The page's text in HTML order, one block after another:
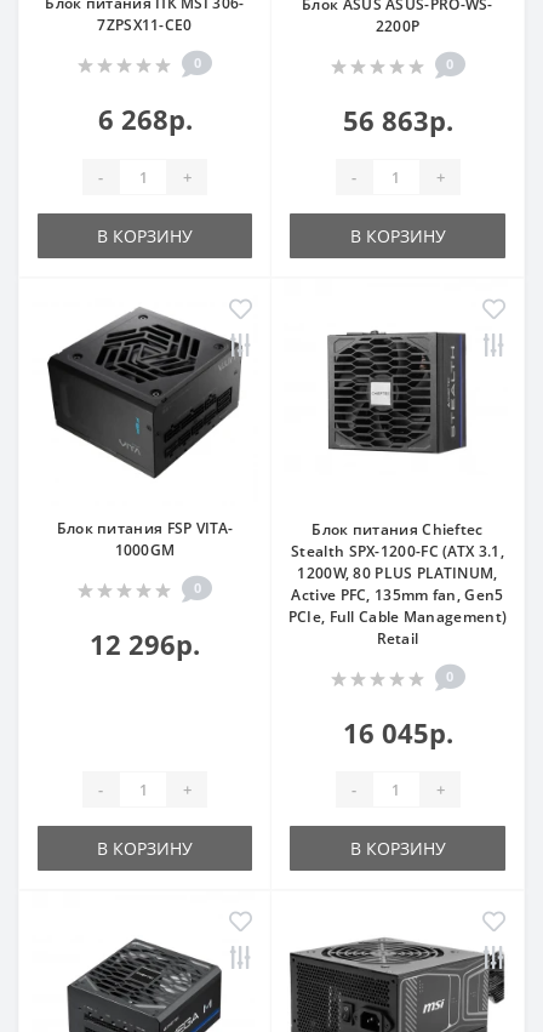
7ZPSX11-CE0
0
6 268р.
- +
В КОРЗИНУ
Блок ASUS ASUS-PRO-WS-
2200P
0
56 863р.
- +
В КОРЗИНУ
Блок питания FSP VITA-
1000GM
0
12 296р.
- +
В КОРЗИНУ
Блок питания Chieftec
Stealth SPX-1200-FC (ATX 3.1,
1200W, 80 PLUS PLATINUM,
Active PFC, 135mm fan, Gen5
PCIe, Full Cable Management)
Retail
0
16 045р.
- +
В КОРЗИНУ